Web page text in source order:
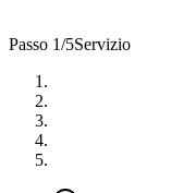
Passo 1/5Servizio